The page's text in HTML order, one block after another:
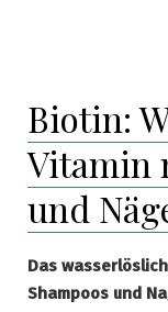
Biotin:
Vitamin
und
Das
Shampoos und